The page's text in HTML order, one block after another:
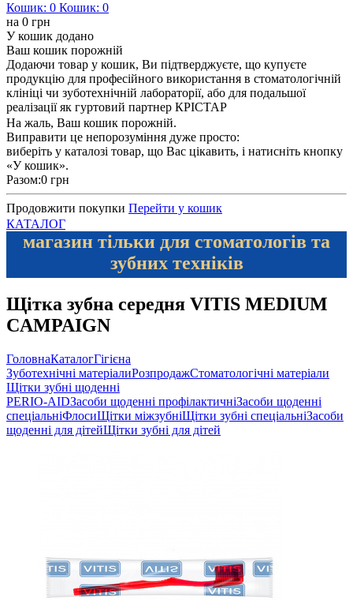
Кошик: 0 Кошик: 0
на 0 грн
У кошик додано
Ваш кошик порожній
Додаючи товар у кошик, Ви підтверджуєте, що купуєте
продукцію для професійного використання в стоматологічній
клініці чи зуботехнічній лабораторії, або для подальшої
реалізації як гуртовий партнер КРІСТАР
На жаль, Ваш кошик порожній.
Виправити це непорозуміння дуже просто:
виберіть у каталозі товар, що Вас цікавить, і натисніть кнопку
«У кошик».
Разом:0 грн
Продовжити покупки Перейти у кошик
КАТАЛОГ
магазин тільки для стоматологів та
зубних техніків
Щітка зубна середня VITIS MEDIUM
CAMPAIGN
ГоловнаКаталогГігієна
Зуботехнічні матеріалиРозпродажСтоматологічні матеріали
Щітки зубні щоденні
PERIO-AIDЗасоби щоденні профілактичніЗасоби щоденні
спеціальніФлосиЩітки міжзубніЩітки зубні спеціальніЗасоби
щоденні для дітейЩітки зубні для дітей